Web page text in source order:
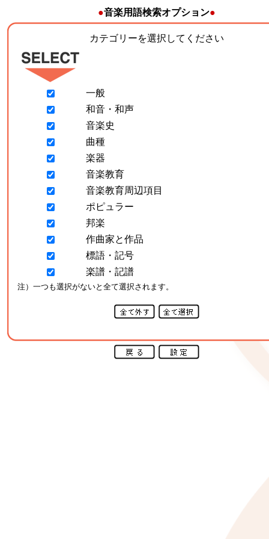
●音楽用語検索オプション●
カテゴリーを選択してください
一般
和音・和声
音楽史
曲種
楽器
音楽教育
音楽教育周辺項目
ポピュラー
邦楽
作曲家と作品
標語・記号
楽譜・記譜
注）一つも選択がないと全て選択されます。